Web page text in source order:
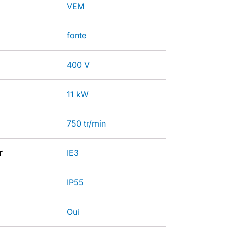
VEM
fonte
400 V
11 kW
750 tr/min
IE3
IP55
Oui